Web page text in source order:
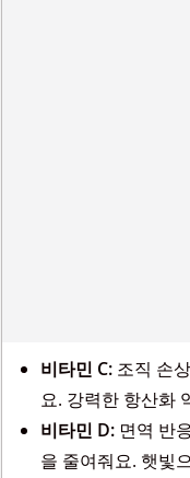
비타민 C: 조직 손
요. 강력한 항산화
비타민 D: 면역 반
을 줄여줘요. 햇빛